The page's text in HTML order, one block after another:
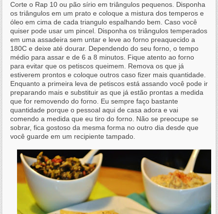
Corte o Rap 10 ou pão sírio em triângulos pequenos. Disponha
os triângulos em um prato e coloque a mistura dos temperos e
óleo em cima de cada triangulo espalhando bem. Caso você
quiser pode usar um pincel. Disponha os triângulos temperados
em uma assadeira sem untar e leve ao forno preaquecido a
180C e deixe até dourar. Dependendo do seu forno, o tempo
médio para assar e de 6 a 8 minutos. Fique atento ao forno
para evitar que os petiscos queimem. Remova os que já
estiverem prontos e coloque outros caso fizer mais quantidade.
Enquanto a primeira leva de petiscos está assando você pode ir
preparando mais e substituir as que já estão prontas a medida
que for removendo do forno. Eu sempre faço bastante
quantidade porque o pessoal aqui de casa adora e vai
comendo a medida que eu tiro do forno. Não se preocupe se
sobrar, fica gostoso da mesma forma no outro dia desde que
você guarde em um recipiente tampado.